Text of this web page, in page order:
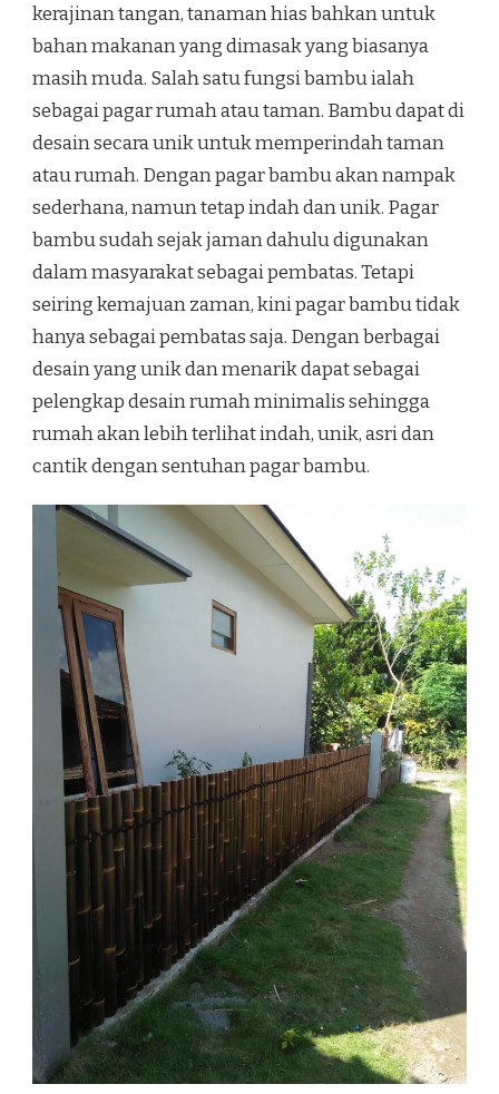
kerajinan tangan, tanaman hias bahkan untuk
bahan makanan yang dimasak yang biasanya
masih muda. Salah satu fungsi bambu ialah
sebagai pagar rumah atau taman. Bambu dapat di
desain secara unik untuk memperindah taman
atau rumah. Dengan pagar bambu akan nampak
sederhana, namun tetap indah dan unik. Pagar
bambu sudah sejak jaman dahulu digunakan
dalam masyarakat sebagai pembatas. Tetapi
seiring kemajuan zaman, kini pagar bambu tidak
hanya sebagai pembatas saja. Dengan berbagai
desain yang unik dan menarik dapat sebagai
pelengkap desain rumah minimalis sehingga
rumah akan lebih terlihat indah, unik, asri dan
cantik dengan sentuhan pagar bambu.